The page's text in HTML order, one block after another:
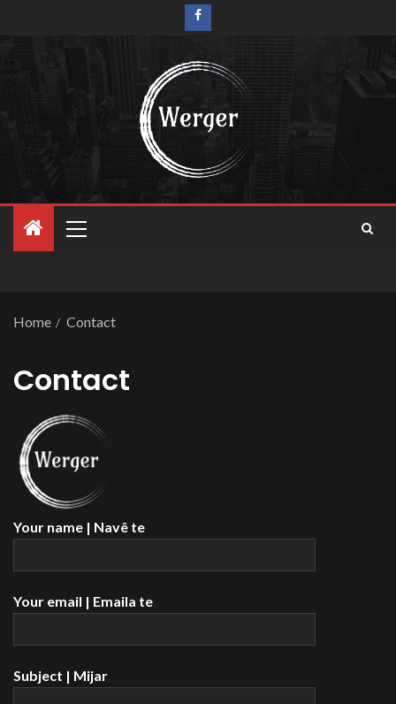
Home Contact
Contact
Your name | Navê te
Your email | Emaila te
Subject | Mijar